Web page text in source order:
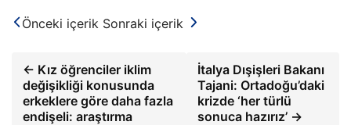
Önceki içerik Sonraki içerik
← Kız öğrenciler iklim
değişikliği konusunda
erkeklere göre daha fazla
endişeli: araştırma
İtalya Dışişleri Bakanı
Tajani: Ortadoğu’daki
krizde ‘her türlü
sonuca hazırız’ →